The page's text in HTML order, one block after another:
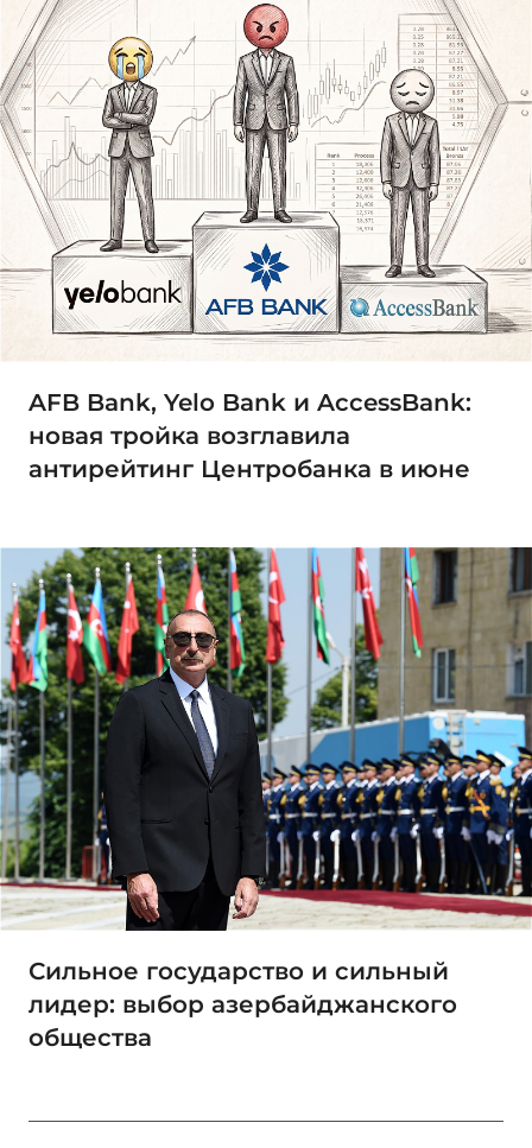
AFB Bank, Yelo Bank и AccessBank:
новая тройка возглавила
антирейтинг Центробанка в июне
Сильное государство и сильный
лидер: выбор азербайджанского
общества